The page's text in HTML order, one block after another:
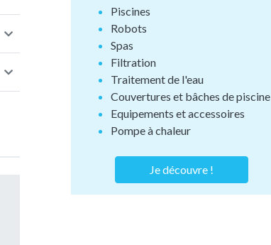
Piscines
Robots
Spas
Filtration
Traitement de l'eau
Couvertures et bâches de piscine
Equipements et accessoires
Pompe à chaleur
Je découvre !